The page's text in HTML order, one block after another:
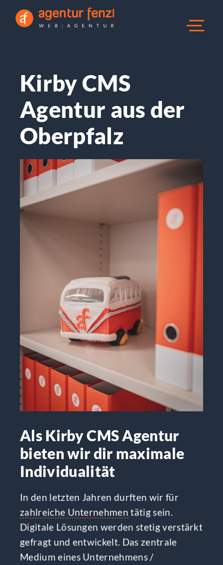
Kirby CMS
Agentur aus der
Oberpfalz
Als Kirby CMS Agentur
bieten wir dir maximale
Individualität
In den letzten Jahren durften wir für
zahlreiche Unternehmen tätig sein.
Digitale Lösungen werden stetig verstärkt
gefragt und entwickelt. Das zentrale
Medium eines Unternehmens /